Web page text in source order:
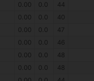
0.00 0.0
44
0.00 0.0
40
0.00 0.0
47
0.00 0.0
46
0.00 0.0
48
0.00 0.0
48